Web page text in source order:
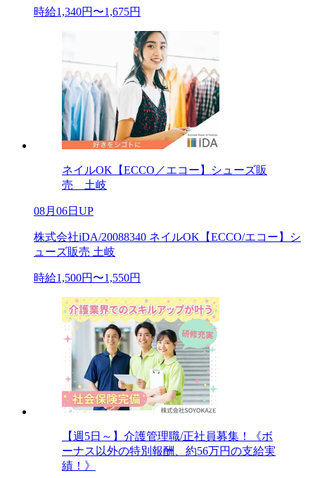
時給1,340円〜1,675円
ネイルOK【ECCO／エコー】シューズ販
売 土岐
08月06日UP
株式会社iDA/20088340 ネイルOK【ECCO/エコー】シ
ューズ販売 土岐
時給1,500円〜1,550円
【週5日～】介護管理職/正社員募集！《ボ
ーナス以外の特別報酬、約56万円の支給実
績！》